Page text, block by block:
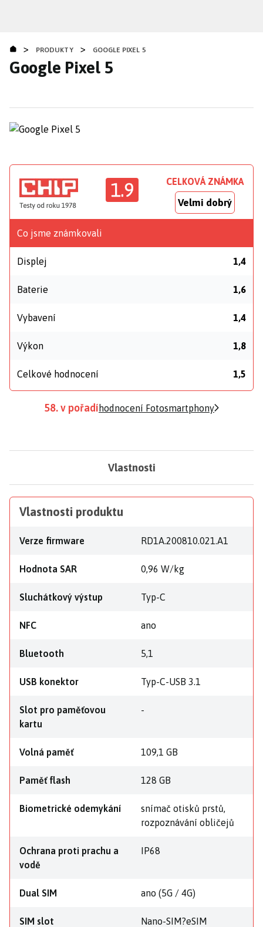
obsahu
> PRODUKTY > GOOGLE PIXEL 5
Google Pixel 5
1.9 CELKOVÁ ZNÁMKA
Velmi dobrý
Co jsme známkovali
Displej 1,4
Baterie 1,6
Vybavení 1,4
Výkon 1,8
Celkové hodnocení 1,5
58. v pořadí hodnocení Fotosmartphony
Vlastnosti
Vlastnosti produktu
Verze firmware RD1A.200810.021.A1
Hodnota SAR 0,96 W/kg
Sluchátkový výstup Typ-C
NFC ano
Bluetooth 5,1
USB konektor Typ-C-USB 3.1
Slot pro paměťovou
kartu
-
Volná paměť 109,1 GB
Paměť flash 128 GB
Biometrické odemykání
snímač otisků prstů,
rozpoznávání obličejů
Ochrana proti prachu a
vodě
IP68
Dual SIM ano (5G / 4G)
SIM slot Nano-SIM?eSIM